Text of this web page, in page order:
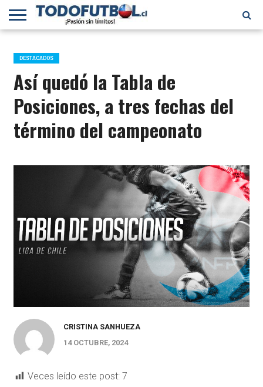
PRIMERA
B
SELECCIÓN
CHILENA
CHILENOS
EN EL
MUNDO
FÚTBOL
INTERNACIONAL
DESTACADOS
Así quedó la Tabla de
Posiciones, a tres fechas del
término del campeonato
CRISTINA SANHUEZA
14 OCTUBRE, 2024
Veces leído este post: 7